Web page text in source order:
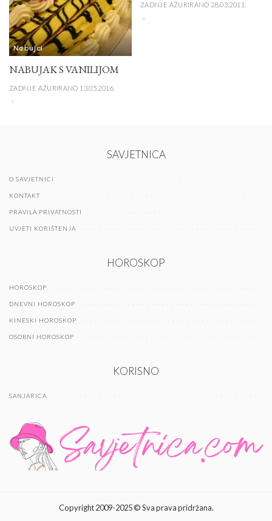
Nabujci
NABUJAK S VANILIJOM
ZADNJE AŽURIRANO 13.05.2016.
ZADNJE AŽURIRANO 28.03.2011.
SAVJETNICA
O SAVJETNICI
KONTAKT
PRAVILA PRIVATNOSTI
UVJETI KORIŠTENJA
HOROSKOP
HOROSKOP
DNEVNI HOROSKOP
KINESKI HOROSKOP
OSOBNI HOROSKOP
KORISNO
SANJARICA
Copyright 2009-2025 © Sva prava pridržana.